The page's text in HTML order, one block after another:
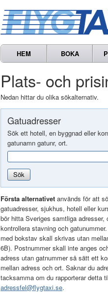
HEM BOKA
Plats- och
Nedan hittar du olika sökalternativ.
Gatuadresser
Sök ett hotell, en byggnad eller
gatunamn gatunr, ort.
Sök
Första alternativet används för att
gatuadresser, sjukhus, hotell eller
bör hitta Sveriges samtliga
kontrollera stavning och
med bokstav skall skrivas utan
6B). Postnummer skall inte anges
adress utan gatnummer så sätt ett
mellan adress och ort. Saknar du
tacksamma om du rapporterar detta
adressfel@flygtaxi.se.